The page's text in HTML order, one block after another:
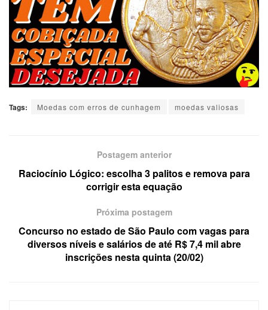
Tags: Moedas com erros de cunhagem moedas valiosas
Postagem anterior
Raciocínio Lógico: escolha 3 palitos e remova para
corrigir esta equação
Próxima postagem
Concurso no estado de São Paulo com vagas para
diversos níveis e salários de até R$ 7,4 mil abre
inscrições nesta quinta (20/02)